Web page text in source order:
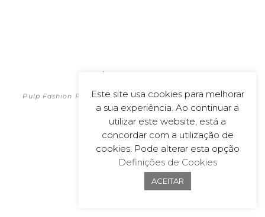
POLÍTICA DE PRIVACIDADE
Pulp Fashion Productions | All material on this website is
copyrighted
Powered by
wecoDEK, Lda
Este site usa cookies para melhorar
a sua experiência. Ao continuar a
utilizar este website, está a
concordar com a utilização de
cookies. Pode alterar esta opção
Definições de Cookies
ACEITAR